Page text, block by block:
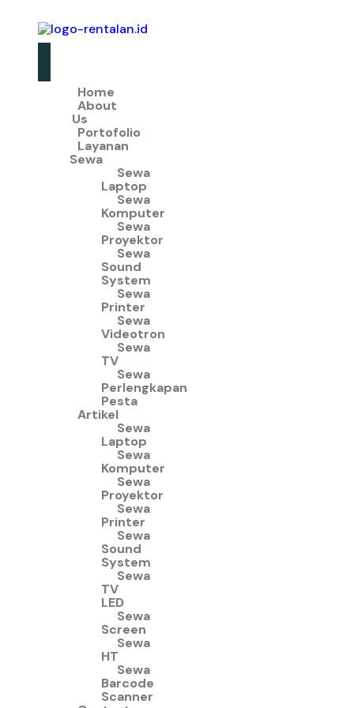
Home
About
Us
Portofolio
Layanan
Sewa
Sewa
Laptop
Sewa
Komputer
Sewa
Proyektor
Sewa
Sound
System
Sewa
Printer
Sewa
Videotron
Sewa
TV
Sewa
Perlengkapan
Pesta
Artikel
Sewa
Laptop
Sewa
Komputer
Sewa
Proyektor
Sewa
Printer
Sewa
Sound
System
Sewa
TV
LED
Sewa
Screen
Sewa
HT
Sewa
Barcode
Scanner